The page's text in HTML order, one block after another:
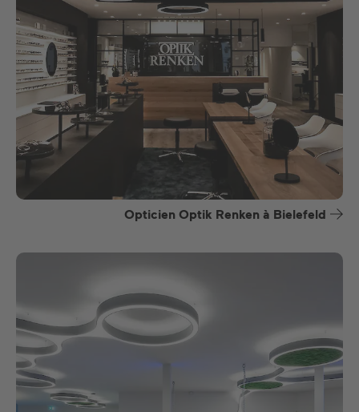
Opticien Optik Renken à Bielefeld